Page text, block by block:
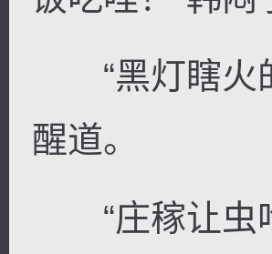
“黑灯瞎火的
醒道。
“庄稼让虫